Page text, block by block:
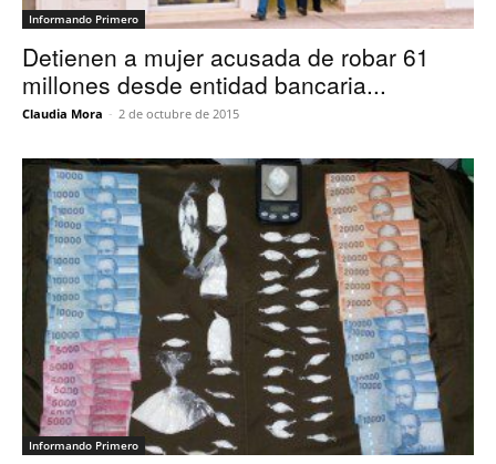
Informando Primero
Detienen a mujer acusada de robar 61
millones desde entidad bancaria...
Claudia Mora - 2 de octubre de 2015
Informando Primero